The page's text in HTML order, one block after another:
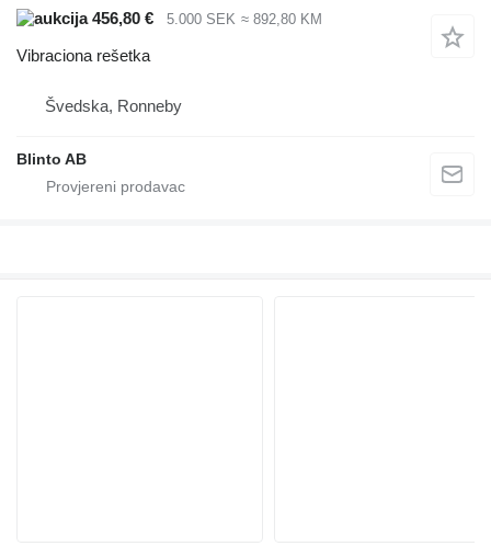
456,80 €
5.000 SEK ≈ 892,80 KM
Vibraciona rešetka
Švedska, Ronneby
Blinto AB